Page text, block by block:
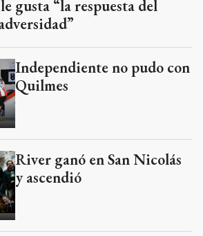
gusta “la respuesta del
Independiente no pudo con
Quilmes
River ganó en San Nicolás
y ascendió